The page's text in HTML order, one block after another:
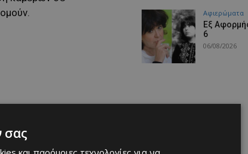
Aφιερώματα
Εξ
6
06/08/2026
σας